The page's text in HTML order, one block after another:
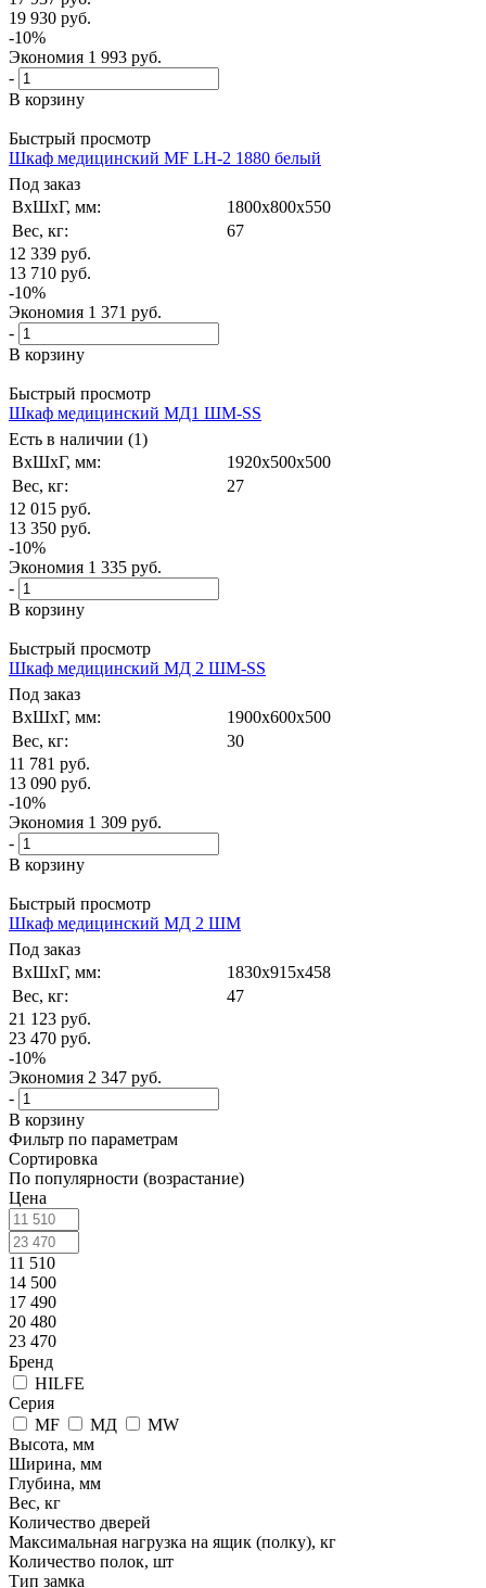
19 930 руб.
-10%
Экономия 1 993 руб.
-
В корзину
Быстрый просмотр
Шкаф медицинский MF LH-2 1880 белый
Под заказ
ВxШxГ, мм:
1800x800x550
Вес, кг:
67
12 339 руб.
13 710 руб.
-10%
Экономия 1 371 руб.
-
В корзину
Быстрый просмотр
Шкаф медицинский МД1 ШМ-SS
Есть в наличии (1)
ВxШxГ, мм:
1920x500x500
Вес, кг:
27
12 015 руб.
13 350 руб.
-10%
Экономия 1 335 руб.
-
В корзину
Быстрый просмотр
Шкаф медицинский МД 2 ШМ-SS
Под заказ
ВxШxГ, мм:
1900x600x500
Вес, кг:
30
11 781 руб.
13 090 руб.
-10%
Экономия 1 309 руб.
-
В корзину
Быстрый просмотр
Шкаф медицинский МД 2 ШМ
Под заказ
ВxШxГ, мм:
1830x915x458
Вес, кг:
47
21 123 руб.
23 470 руб.
-10%
Экономия 2 347 руб.
-
В корзину
Фильтр по параметрам
Сортировка
По популярности (возрастание)
Цена
11 510
14 500
17 490
20 480
23 470
Бренд
HILFE
Серия
MF
МД
MW
Высота, мм
Ширина, мм
Глубина, мм
Вес, кг
Количество дверей
Максимальная нагрузка на ящик (полку), кг
Количество полок, шт
Тип замка